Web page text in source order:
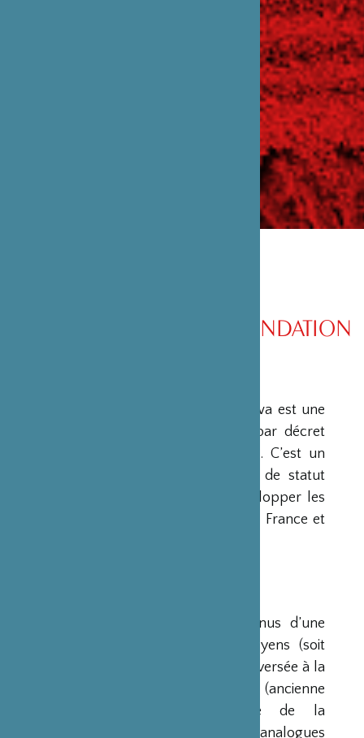
PRÉSENTATION DE LA FONDATION
La Fondation Franco-Japonaise Sasakawa est une
fondation reconnue d’utilité publique par décret
du Premier Ministre du 23 mars 1990. C’est un
organisme privé, sans but lucratif et de statut
français, qui a pour mission de « développer les
relations culturelles et d’amitié entre la France et
Ses ressources proviennent des revenus d’une
dotation initiale de trois milliards de yens (soit
environ 20 millions d’euros à l’époque) versée à la
France par la Fondation Nippon (ancienne
Fondation de l’Industrie Japonaise de la
Construction Navale). Des institutions analogues